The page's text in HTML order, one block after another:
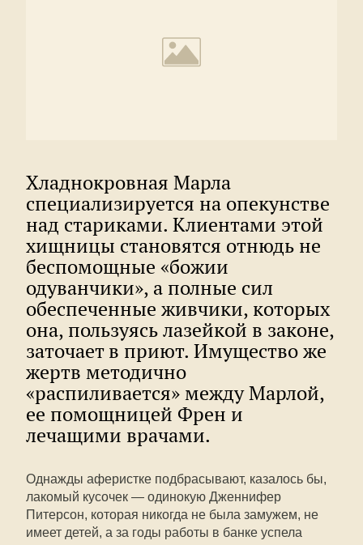
Хладнокровная Марла
специализируется на опекунстве
над стариками. Клиентами этой
хищницы становятся отнюдь не
беспомощные «божии
одуванчики», а полные сил
обеспеченные живчики, которых
она, пользуясь лазейкой в законе,
заточает в приют. Имущество же
жертв методично
«распиливается» между Марлой,
ее помощницей Френ и
лечащими врачами.
Однажды аферистке подбрасывают, казалось бы,
лакомый кусочек — одинокую Дженнифер
Питерсон, которая никогда не была замужем, не
имеет детей, а за годы работы в банке успела